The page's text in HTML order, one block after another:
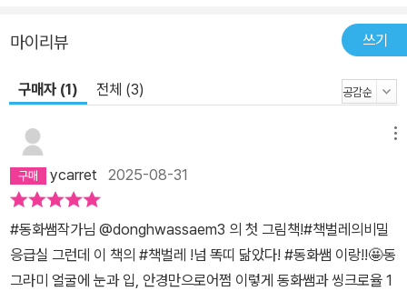
마이리뷰 쓰기
구매자 (1) 전체 (3)
ycarret 2025-08-31
#동화쌤작가님 @donghwassaem3 의 첫 그림책!#책벌레의비밀
응급실 그런데 이 책의 #책벌레 !넘 똑띠 닮았다! #동화쌤 이랑!!🤩동
그라미 얼굴에 눈과 입, 안경만으로어쩜 이렇게 동화쌤과 씽크로율 1